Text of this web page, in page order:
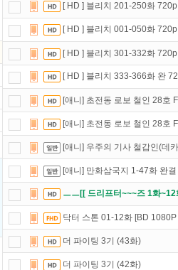
[ HD ] 블리치 201-250화
[ HD ] 블리치 001-050화
[ HD ] 블리치 301-332화
[ HD ] 블리치 333-366화 완
[애니] 초전동 로보 철인 28호
[애니] 초전동 로보 철인 28호
[애니] 우주의 기사 철갑인(데
[애니] 만화삼국지 1-47화 완
ㅡㅡ[[ 드리프터~~~즈 1화
닥터 스톤 01-12화 [BD
더 파이팅 3기 (43화)
더 파이팅 3기 (42화)